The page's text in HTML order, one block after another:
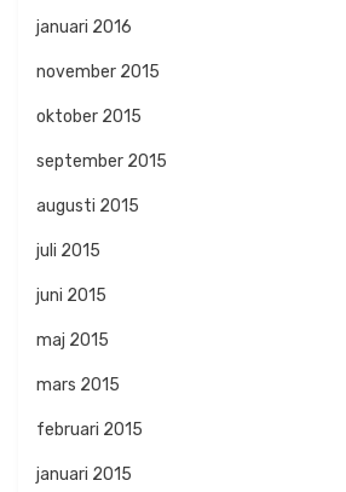
januari 2016
november 2015
oktober 2015
september 2015
augusti 2015
juli 2015
juni 2015
maj 2015
mars 2015
februari 2015
januari 2015